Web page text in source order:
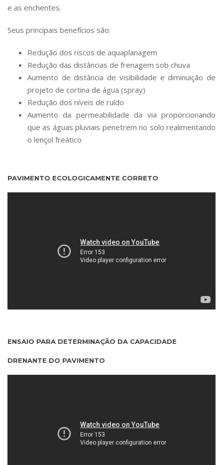
e as enchentes.
Seus principais benefícios são:
Redução dos riscos de aquaplanagem
Redução das distâncias de frenagem sob chuva
Aumento de distância de visibilidade e diminuição de
projeto de cortina de água (spray)
Redução dos níveis de ruído
Aumento da permeabilidade da via proporcionando
que as águas pluviais penetrem no solo realimentando
o lençol freático
PAVIMENTO ECOLOGICAMENTE CORRETO
ENSAIO PARA DETERMINAÇÃO DA CAPACIDADE
DRENANTE DO PAVIMENTO